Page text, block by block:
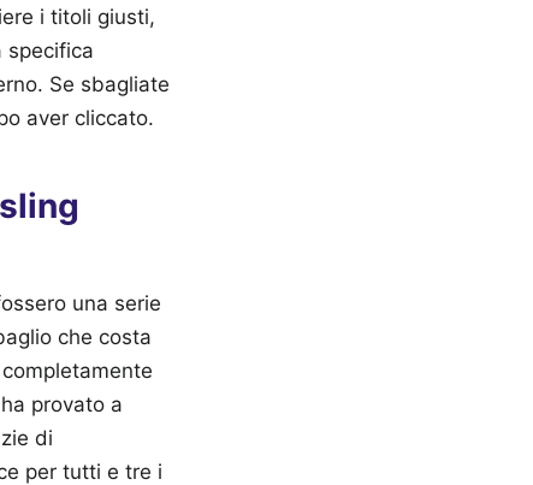
i titoli giusti,
specifica
Se sbagliate
aver cliccato.
una serie
che costa
provato a
di
per tutti e tre i